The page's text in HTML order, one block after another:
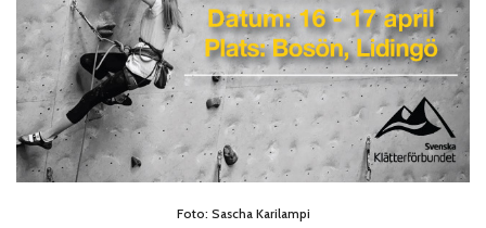
Foto: Sascha Karilampi